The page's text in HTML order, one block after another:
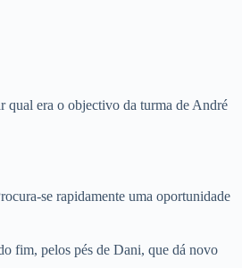
qual era o objectivo da turma de André
se rapidamente uma oportunidade
fim, pelos pés de Dani, que dá novo